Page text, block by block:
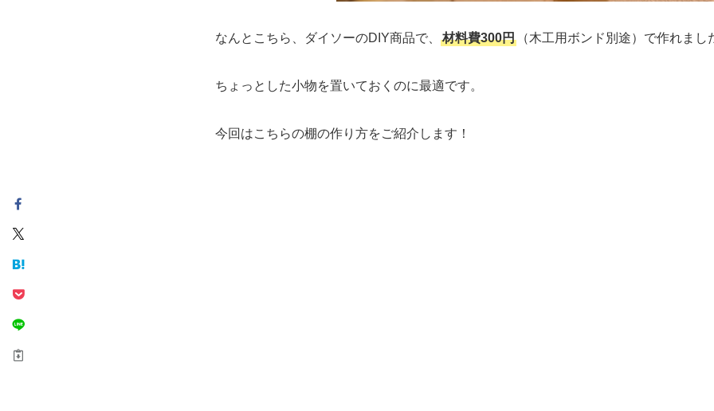
なんとこちら、ダイソーのDIY商品で、 材料費300円 （木工用ボンド別途）で作れまし
ちょっとした小物を置いておくのに最適です。
今回はこちらの棚の作り方をご紹介します！